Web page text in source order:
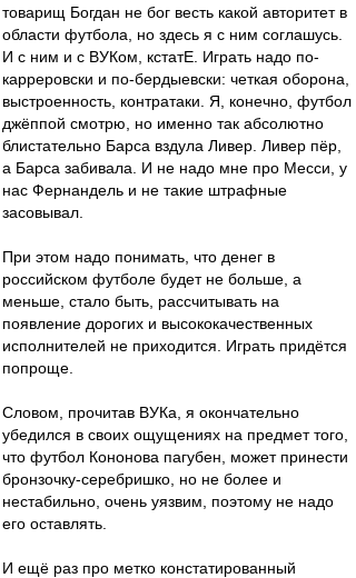
товарищ Богдан не бог весть какой авторитет в
области футбола, но здесь я с ним соглашусь.
И с ним и с ВУКом, кстатЕ. Играть надо по-
карреровски и по-бердыевски: четкая оборона,
выстроенность, контратаки. Я, конечно, футбол
джёппой смотрю, но именно так абсолютно
блистательно Барса вздула Ливер. Ливер пёр,
а Барса забивала. И не надо мне про Месси, у
нас Фернандель и не такие штрафные
засовывал.
При этом надо понимать, что денег в
российском футболе будет не больше, а
меньше, стало быть, рассчитывать на
появление дорогих и высококачественных
исполнителей не приходится. Играть придётся
попроще.
Словом, прочитав ВУКа, я окончательно
убедился в своих ощущениях на предмет того,
что футбол Кононова пагубен, может принести
бронзочку-серебришко, но не более и
нестабильно, очень уязвим, поэтому не надо
его оставлять.
И ещё раз про метко констатированный